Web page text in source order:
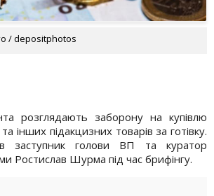
/ depositphotos
розглядають заборону на купівлю
інших підакцизних товарів за готівку.
заступник голови ВП та куратор
Ростислав Шурма під час брифінгу.